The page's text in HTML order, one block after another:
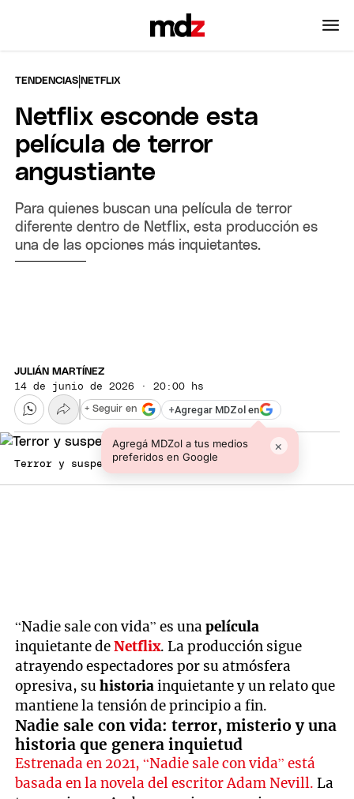
TENDENCIAS |NETFLIX
Netflix esconde esta
película de terror
angustiante
Para quienes buscan una película de terror
diferente dentro de Netflix, esta producción es
una de las opciones más inquietantes.
JULIÁN MARTÍNEZ
14 de junio de 2026 · 20:00 hs
+Agregar MDZol en
Agregá MDZol a tus medios
preferidos en Google
×
+ Seguir en
Terror y suspenso.
“Nadie sale con vida” es unapelícula
inquietante deNetflix. La producción sigue
atrayendo espectadores por su atmósfera
opresiva, suhistoriainquietante y un relato que
mantiene la tensión de principio a fin.
Nadie sale con vida: terror, misterio y una
historia que genera inquietud
Estrenada en 2021, “Nadie sale con vida” está
basada en la novela del escritor Adam Nevill.La